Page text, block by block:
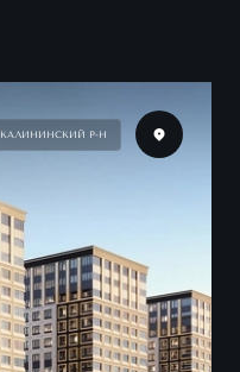
КАЛИНИНСКИЙ Р-Н